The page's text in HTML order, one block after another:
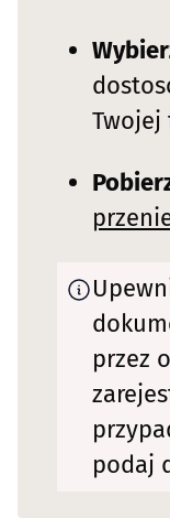
Twojej
przez
podaj